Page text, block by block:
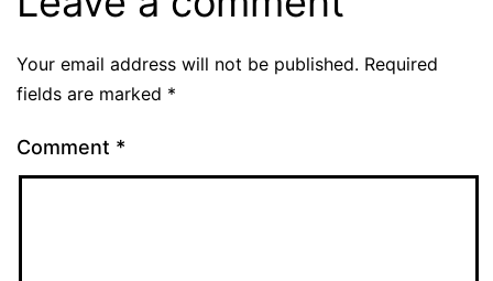
Your email address will not be published. Required
fields are marked *
Comment *